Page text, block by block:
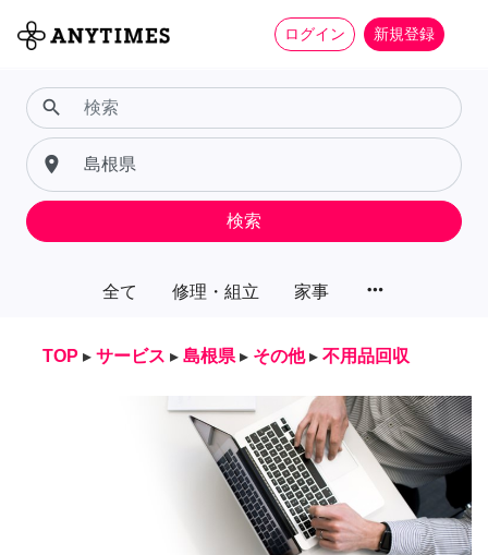
ログイン 新規登録
全て 修理・組立 家事 more_horiz
search
place
検索
TOP ▸ サービス ▸ 島根県 ▸ その他 ▸ 不用品回収